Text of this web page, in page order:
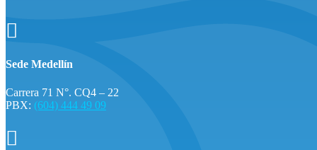

Sede Medellín
Carrera 71 N°. CQ4 – 22
PBX: (604) 444 49 09
